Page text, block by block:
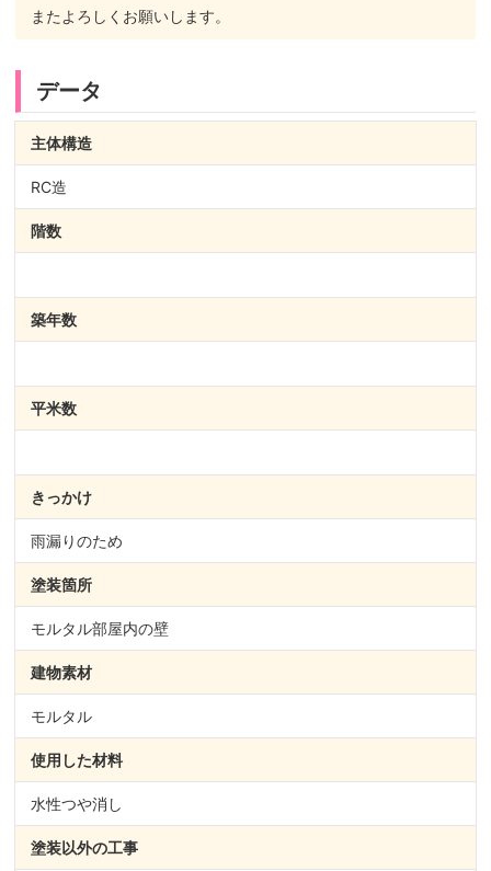
またよろしくお願いします。
データ
主体構造
RC造
階数
築年数
平米数
きっかけ
雨漏りのため
塗装箇所
モルタル部屋内の壁
建物素材
モルタル
使用した材料
水性つや消し
塗装以外の工事